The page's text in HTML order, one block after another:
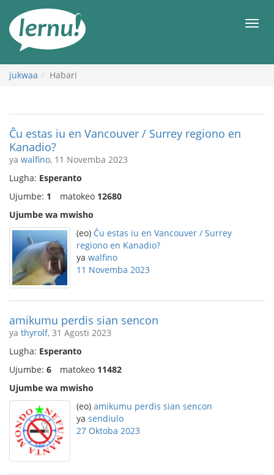
maudhui
jukwaa Habari
Ĉu estas iu en Vancouver / Surrey regiono en
Kanadio?
ya walfino, 11 Novemba 2023
Lugha: Esperanto
Ujumbe: 1 matokeo 12680
Ujumbe wa mwisho
(eo) Ĉu estas iu en Vancouver / Surrey
regiono en Kanadio?
ya walfino
11 Novemba 2023
amikumu perdis sian sencon
ya thyrolf, 31 Agosti 2023
Lugha: Esperanto
Ujumbe: 6 matokeo 11482
Ujumbe wa mwisho
(eo) amikumu perdis sian sencon
ya sendiulo
27 Oktoba 2023